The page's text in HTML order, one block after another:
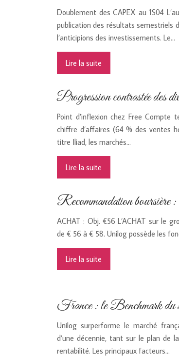
Doublement des CAPEX au 1S04
publication des résultats semestriels
l’anticipions des investissements. Le…
Lire la suite
Progression contrastée des
Point d’inflexion chez Free
chiffre d’affaires (64 % des ventes
titre Iliad, les marchés…
Lire la suite
Recommandation
ACHAT : Obj. €56 L’ACHAT sur le
de € 56 à € 58. Unilog possède les
Lire la suite
France : le Benchmark du
Unilog surperforme le marché
d’une décennie, tant sur le plan de
rentabilité. Les principaux facteurs…